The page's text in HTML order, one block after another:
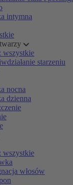
intymna
wszystkie
starzeniu
nocna
dzienna
wszystkie
włosów